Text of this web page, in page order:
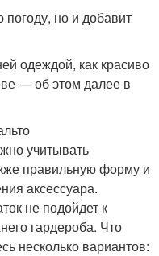
погоду, но и добавит
одеждой, как красиво
— об этом далее в
учитывать
правильную форму и
аксессуара.
не подойдет к
гардероба. Что
несколько вариантов: